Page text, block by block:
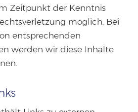
Zeitpunkt der Kenntnis
möglich. Bei
entsprechenden
werden wir diese Inhalte